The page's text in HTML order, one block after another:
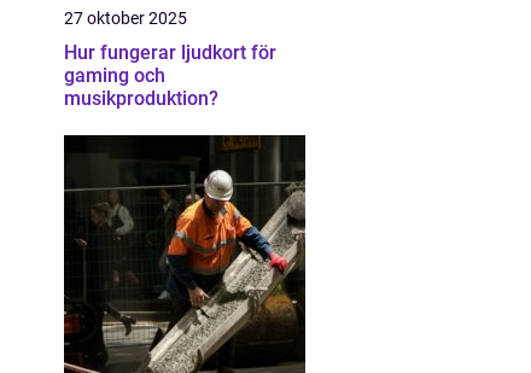
27 oktober 2025
Hur fungerar ljudkort för
gaming och
musikproduktion?